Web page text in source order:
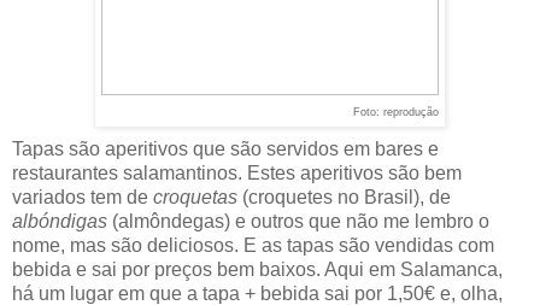
Foto: reprodução
Tapas são aperitivos que são servidos em bares e
restaurantes salamantinos. Estes aperitivos são bem
variados tem de croquetas (croquetes no Brasil), de
albóndigas (almôndegas) e outros que não me lembro o
nome, mas são deliciosos. E as tapas são vendidas com
bebida e sai por preços bem baixos. Aqui em Salamanca,
há um lugar em que a tapa + bebida sai por 1,50€ e, olha,